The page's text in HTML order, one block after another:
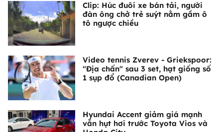
Clip: Húc đuôi xe bán tải, người
đàn ông chở trẻ suýt nằm gầm ô
tô ngược chiều
Video tennis Zverev - Griekspoor:
"Địa chấn" sau 3 set, hạt giống số
1 sụp đổ (Canadian Open)
Hyundai Accent giảm giá mạnh
vẫn hụt hơi trước Toyota Vios và